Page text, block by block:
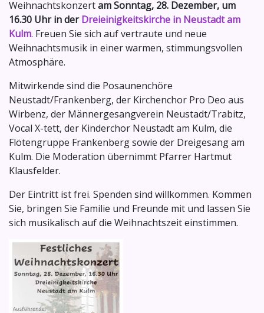
Weihnachtskonzertam Sonntag, 28. Dezember, um
16.30 Uhr in derDreieinigkeitskirche in Neustadt am
Kulm. Freuen Sie sich auf vertraute und neue
Weihnachtsmusik in einer warmen, stimmungsvollen
Atmosphäre.
Mitwirkende sind die Posaunenchöre
Neustadt/Frankenberg, der Kirchenchor Pro Deo aus
Wirbenz, der Männergesangverein Neustadt/Trabitz,
Vocal X-tett, der Kinderchor Neustadt am Kulm, die
Flötengruppe Frankenberg sowie der Dreigesang am
Kulm. Die Moderation übernimmt Pfarrer Hartmut
Klausfelder.
Der Eintritt ist frei. Spenden sind willkommen. Kommen
Sie, bringen Sie Familie und Freunde mit und lassen Sie
sich musikalisch auf die Weihnachtszeit einstimmen.